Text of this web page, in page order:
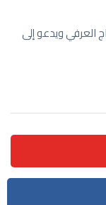
العرفي ويدعو إلى